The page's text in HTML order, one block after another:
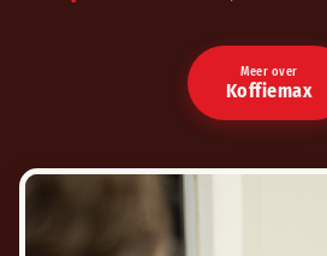
Meer over
Koffiemax